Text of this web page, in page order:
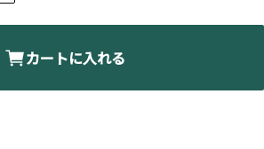
カートに入れる